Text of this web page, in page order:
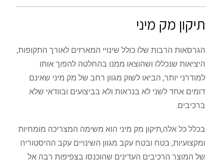
תיקון מק מיני
הגרסאות הרבות שלו כולל שינויי המארזים לאורך התקופות,
היציאות שנכללו ושהוצאו ממנו בהחלטה להפוך אותו
למודרני יותר, הביאו לשוק מגוון רחב של מק מיני שאינם
דומים אחד לשני לא בנראות ולא בביצועים ובוודאי שלא
ברכיבים.
בכלל כל אלה,תיקון מק מיני הוא משימה המצריכה מומחיות
ומקצועיות, בטח ובטח עקב מגוון השינויים עקב ההיסטוריה
של המוצר הרכיבים העדינים שהוכנסו בצפיפות רבה אל